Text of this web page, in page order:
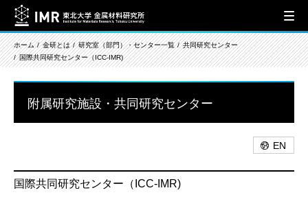
ホーム 金研とは 研究室（部門）・センター一覧
共同研究センター
国際共同研究センター（ICC-IMR)
附属研究施設・共同研究センター
EN
国際共同研究センター（ICC-IMR)